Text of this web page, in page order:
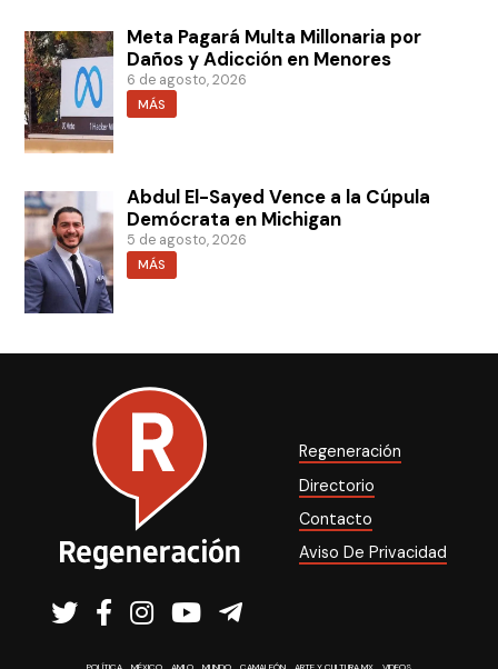
Meta Pagará Multa Millonaria por
Daños y Adicción en Menores
6 de agosto, 2026
MÁS
Abdul El-Sayed Vence a la Cúpula
Demócrata en Michigan
5 de agosto, 2026
MÁS
Regeneración
Directorio
Contacto
Aviso De Privacidad
POLÍTICA MÉXICO AMLO MUNDO CAMALEÓN ARTE Y CULTURA MX VIDEOS